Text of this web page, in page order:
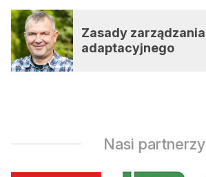
Zasady zarządzania
adaptacyjnego
Nasi partnerzy